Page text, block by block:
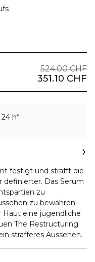
524.00 CHF
351.10 CHF
h*
festigt und strafft die
definierter. Das Serum
zu
zu bewahren.
Haut eine jugendliche
The Restructuring
strafferes Aussehen.